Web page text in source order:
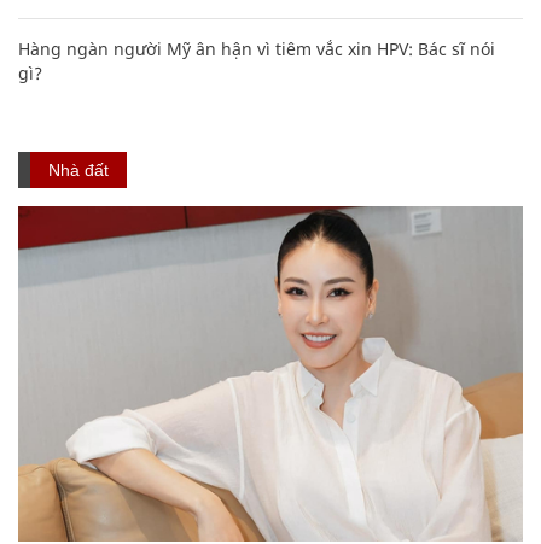
Hàng ngàn người Mỹ ân hận vì tiêm vắc xin HPV: Bác sĩ nói
gì?
Nhà đất